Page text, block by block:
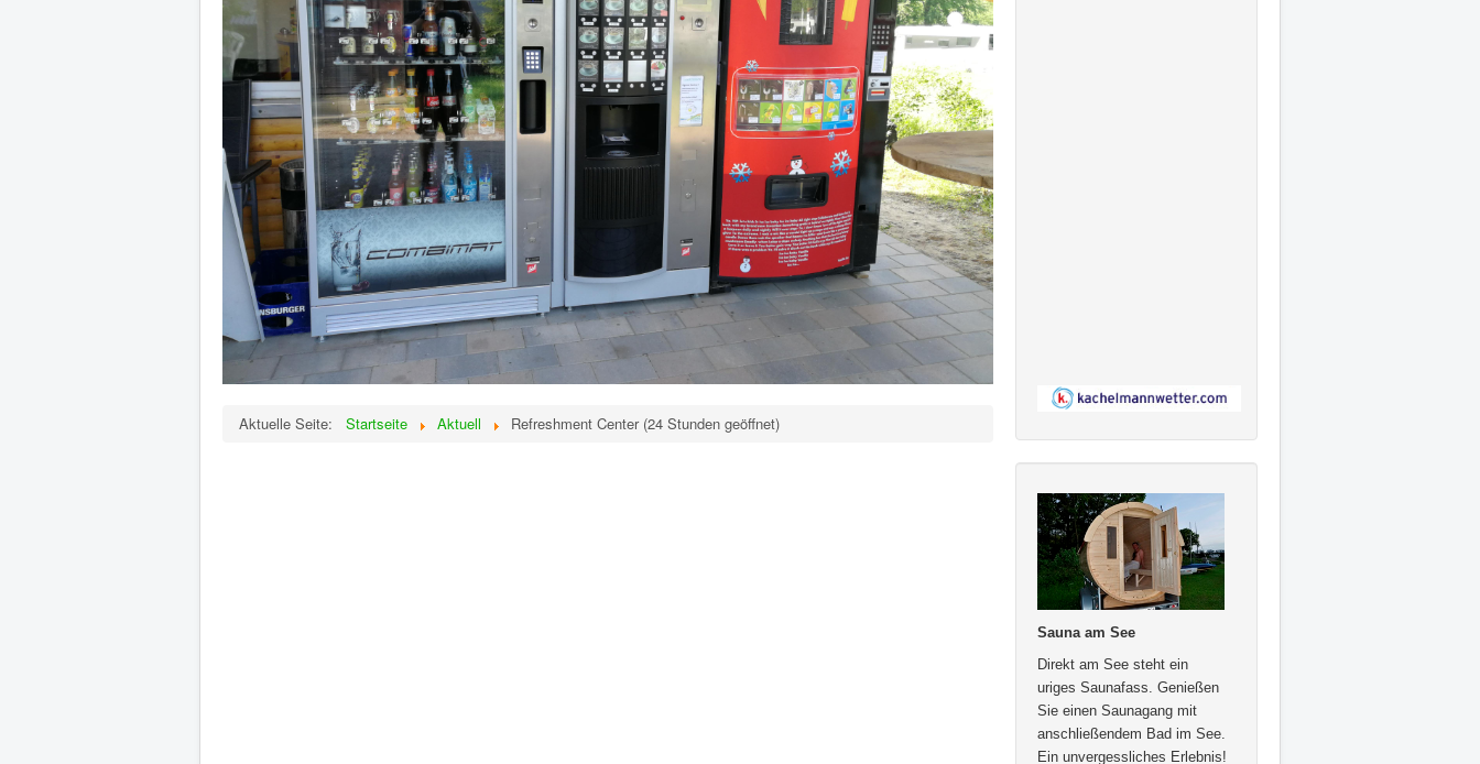
Aktuelle Seite: Startseite Aktuell Refreshment Center (24 Stunden geöffnet)
Sauna am See
Direkt am See steht ein
uriges Saunafass. Genießen
Sie einen Saunagang mit
anschließendem Bad im See.
Ein unvergessliches Erlebnis!